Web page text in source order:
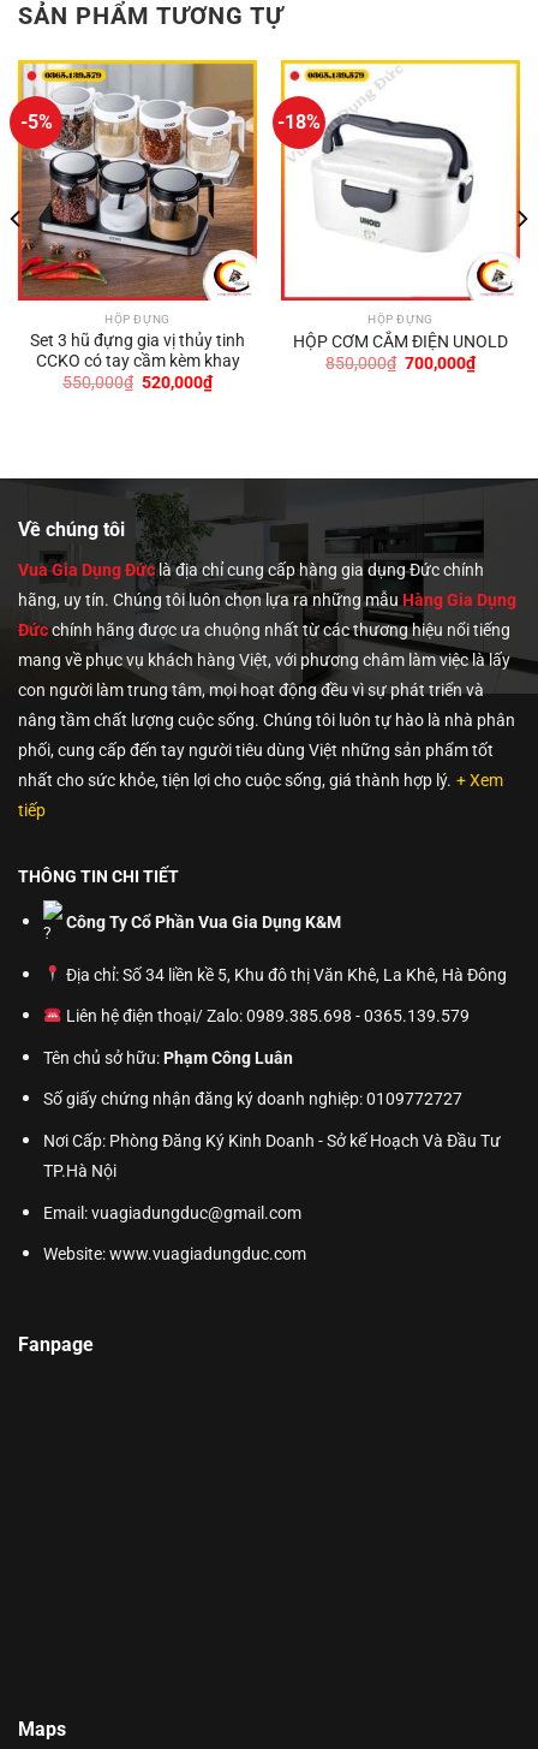
SẢN PHẨM TƯƠNG TỰ
-5%
HỘP ĐỰNG
Set 3 hũ đựng gia vị thủy tinh
CCKO có tay cầm kèm khay
550,000₫ Giá
520,000₫Giá
hiện
-18%
HỘP ĐỰNG
HỘP CƠM CẮM ĐIỆN UNOLD
850,000₫ Giá
700,000₫Giá
hiện
Về chúng tôi
Vua Gia Dụng Đứclà địa chỉ cung cấp hàng gia dụng Đức chính
hãng, uy tín. Chúng tôiluôn chọn lựa ra những mẫu Hàng Gia Dụng
Đứcchính hãng được ưa chuộng nhất từ các thương hiệu nổi tiếng
mang về phục vụ khách hàng Việt, với phương châm làm việc là lấy
con người làm trung tâm, mọi hoạt động đều vì sự phát triển và
nâng tầm chất lượng cuộc sống. Chúng tôi luôn tự hào là nhà phân
phối, cung cấp đến tay người tiêu dùng Việt những sản phẩm tốt
nhất cho sức khỏe, tiện lợi cho cuộc sống, giá thành hợp lý. + Xem
tiếp
THÔNG TIN CHI TIẾT
Công Ty Cổ Phần Vua Gia Dụng K&M
Địa chỉ: Số 34 liền kề 5, Khu đô thị Văn Khê, La Khê, Hà Đông
Liên hệ điện thoại/ Zalo: 0989.385.698 - 0365.139.579
Tên chủ sở hữu:Phạm Công Luân
Số giấy chứng nhận đăng ký doanh nghiệp: 0109772727
Nơi Cấp: Phòng Đăng Ký Kinh Doanh - Sở kế Hoạch Và Đầu Tư
TP.Hà Nội
Email: vuagiadungduc@gmail.com
Website:www.vuagiadungduc.com
Fanpage
Maps